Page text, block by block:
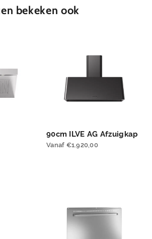
bekeken ook
90cm ILVE AG Afzuigkap
Vanaf €1.920,00